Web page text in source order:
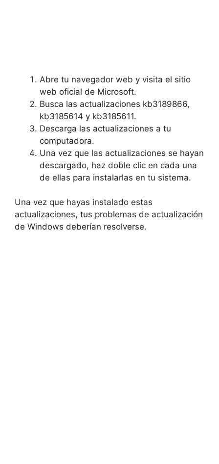
Abre tu navegador web y visita el sitio
web oficial de Microsoft.
Busca las actualizaciones kb3189866,
kb3185614 y kb3185611.
Descarga las actualizaciones a tu
computadora.
Una vez que las actualizaciones se hayan
descargado, haz doble clic en cada una
de ellas para instalarlas en tu sistema.
Una vez que hayas instalado estas
actualizaciones, tus problemas de actualización
de Windows deberían resolverse.